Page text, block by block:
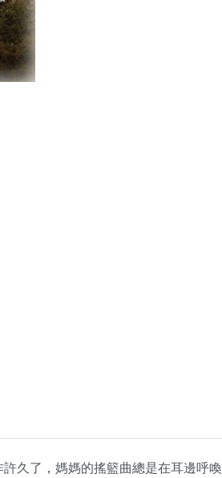
久了，媽媽的搖籃曲總是在耳邊呼喚